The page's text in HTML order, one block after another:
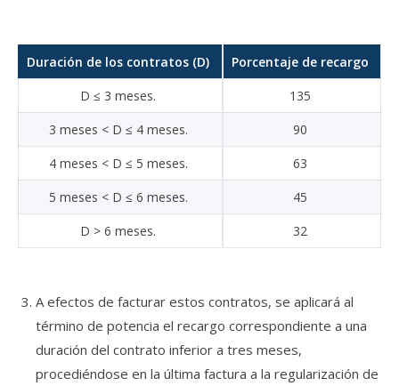
Duración de los contratos (D)
Porcentaje de recargo
D ≤ 3 meses.
135
3 meses < D ≤ 4 meses.
90
4 meses < D ≤ 5 meses.
63
5 meses < D ≤ 6 meses.
45
D > 6 meses.
32
A efectos de facturar estos contratos, se aplicará al
término de potencia el recargo correspondiente a una
duración del contrato inferior a tres meses,
procediéndose en la última factura a la regularización de